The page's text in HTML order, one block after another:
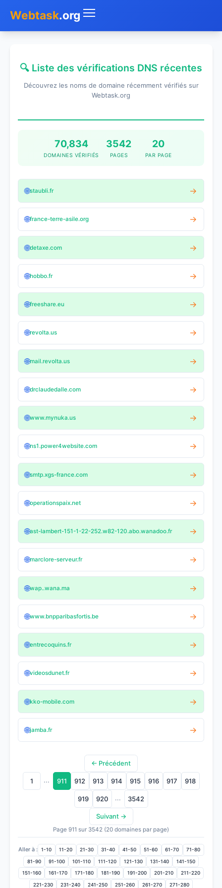
Webtask.org
Whois
SMS Gratuit
🔍 Liste des vérifications DNS récentes
Découvrez les noms de domaine récemment vérifiés sur
Webtask.org
70,834
DOMAINES VÉRIFIÉS
3542
PAGES
20
PAR PAGE
🌐staubli.fr →
🌐france-terre-asile.org →
🌐detaxe.com →
🌐hobbo.fr →
🌐freeshare.eu →
🌐revolta.us →
🌐mail.revolta.us →
🌐drclaudedalle.com →
🌐www.mynuka.us →
🌐ns1.power4website.com →
🌐smtp.xgs-france.com →
🌐operationspaix.net →
🌐ast-lambert-151-1-22-252.w82-120.abo.wanadoo.fr →
🌐marclore-serveur.fr →
🌐wap..wana.ma →
🌐www.bnpparibasfortis.be →
🌐entrecoquins.fr →
🌐videosdunet.fr →
🌐kko-mobile.com →
🌐jamba.fr →
← Précédent
1 ... 911 912 913 914 915 916 917 918
919 920 ... 3542
Suivant →
Page 911 sur 3542 (20 domaines par page)
Aller à : 1-10 11-20 21-30 31-40 41-50 51-60 61-70 71-80
81-90 91-100 101-110 111-120 121-130 131-140 141-150
151-160 161-170 171-180 181-190 191-200 201-210 211-220
221-230 231-240 241-250 251-260 261-270 271-280